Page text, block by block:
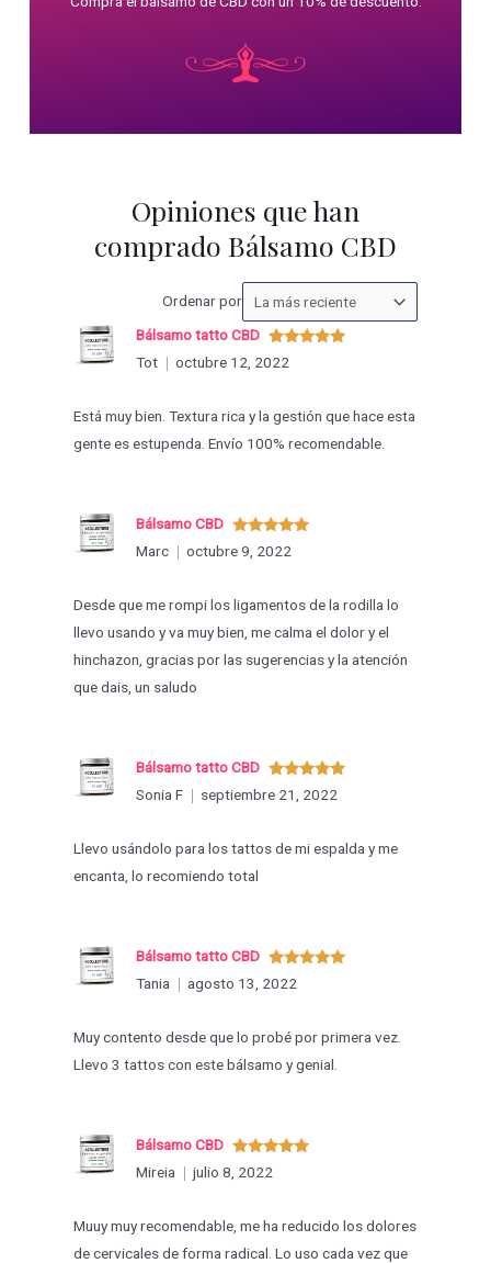
Opiniones que han
comprado Bálsamo CBD
Ordenar porOrdenar
las
Valorado
con
Bálsamo tatto CBD
Tot
octubre 12, 2022
Está muy bien. Textura rica y la gestión que hace esta
gente es estupenda. Envío 100% recomendable.
Valorado
con5de 5
Bálsamo CBD
Marc
octubre 9, 2022
Desde que me rompi los ligamentos de la rodilla lo
llevo usando y va muy bien, me calma el dolor y el
hinchazon, gracias por las sugerencias y la atención
que dais, un saludo
Valorado
con 5de 5
Bálsamo tatto CBD
Sonia F
septiembre 21, 2022
Llevo usándolo para los tattos de mi espalda y me
encanta, lo recomiendo total
Valorado
con
Bálsamo tatto CBD
Tania
agosto 13, 2022
Muy contento desde que lo probé por primera vez.
Llevo 3 tattos con este bálsamo y genial.
Valorado
con5de 5
Bálsamo CBD
Mireia
julio 8, 2022
Muuy muy recomendable, me ha reducido los dolores
de cervicales de forma radical. Lo uso cada vez que